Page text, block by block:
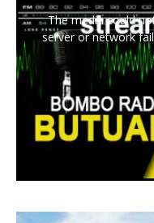
The media could
server or network